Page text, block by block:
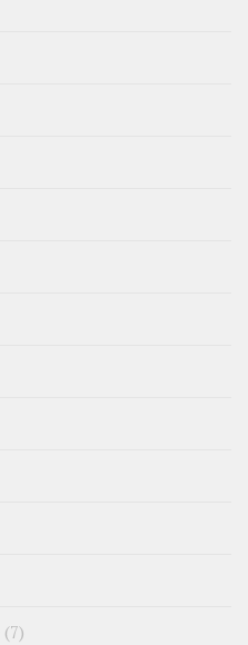
(7)